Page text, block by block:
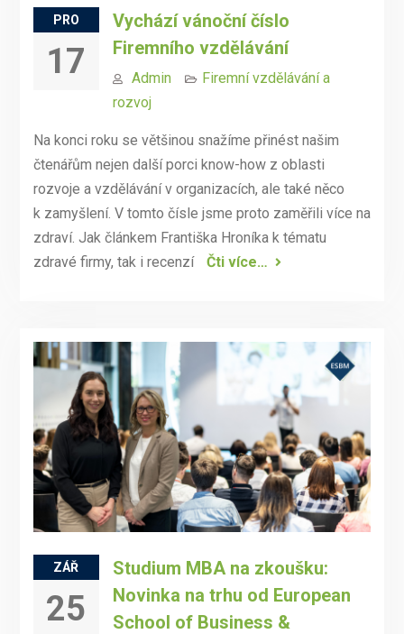
PRO
17
Vychází vánoční číslo
Firemního vzdělávání
Admin
Firemní vzdělávání a
rozvoj
Na konci roku se většinou snažíme přinést našim
čtenářům nejen další porci know-how z oblasti
rozvoje a vzdělávání v organizacích, ale také něco
k zamyšlení. V tomto čísle jsme proto zaměřili více na
zdraví. Jak článkem Františka Hroníka k tématu
zdravé firmy, tak i recenzí
Čti více…
ZÁŘ
25
Studium MBA na zkoušku:
Novinka na trhu od European
School of Business &